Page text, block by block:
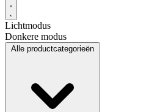
Lichtmodus
Donkere modus
Alle productcategorieën